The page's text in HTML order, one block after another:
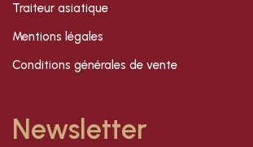
Traiteur asiatique
Mentions légales
Conditions générales de vente
Newsletter